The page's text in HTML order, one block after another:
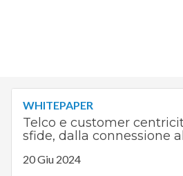
WHITEPAPER
Telco e customer
sfide, dalla connessione
20 Giu 2024